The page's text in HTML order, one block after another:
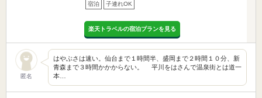
宿泊 子連れOK
楽天トラベルの宿泊プランを見る
匿名
はやぶさは速い。仙台まで１時間半、盛岡まで２時間１０分、新
青森まで３時間かかからない。 平川をはさんで温泉街とは道一
本…